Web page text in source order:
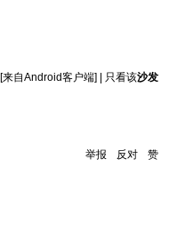
沙发
[来自Android客户端]
只看该
举报 反对 赞